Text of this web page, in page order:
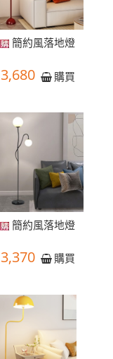
簡約風落地燈
3,680 購買
簡約風落地燈
3,370 購買